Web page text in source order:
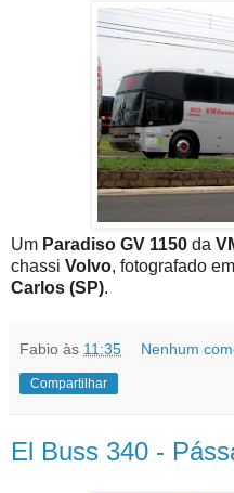
Um Paradiso GV 1150 da
chassi Volvo, fotografado
Carlos (SP).
Fabio às 11:35 Nenhum
Compartilhar
El Buss 340 -